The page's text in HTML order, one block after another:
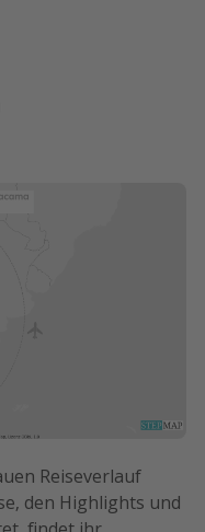
Reiseverlauf
den Highlights und